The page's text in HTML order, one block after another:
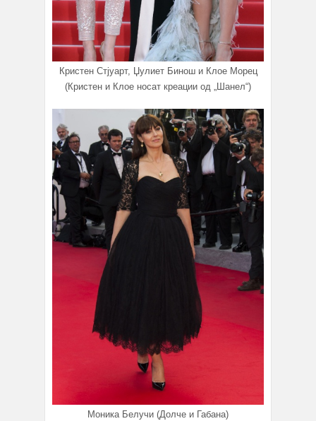
Кристен Стјуарт, Џулиет Бинош и Клое Морец
(Кристен и Клое носат креации од „Шанел“)
Моника Белучи (Долче и Габана)